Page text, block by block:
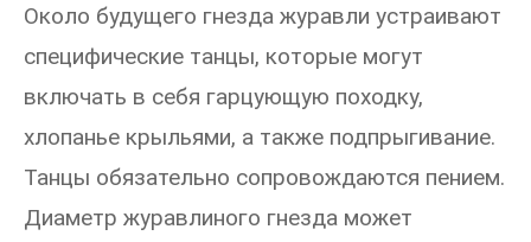
Около будущего гнезда журавли устраивают
специфические танцы, которые могут
включать в себя гарцующую походку,
хлопанье крыльями, а также подпрыгивание.
Танцы обязательно сопровождаются пением.
Диаметр журавлиного гнезда может